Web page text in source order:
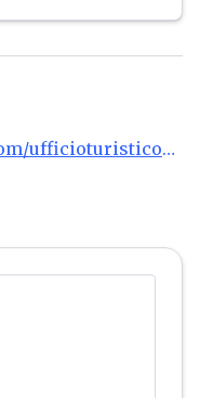
https://www.facebook.com/ufficioturisticovada/